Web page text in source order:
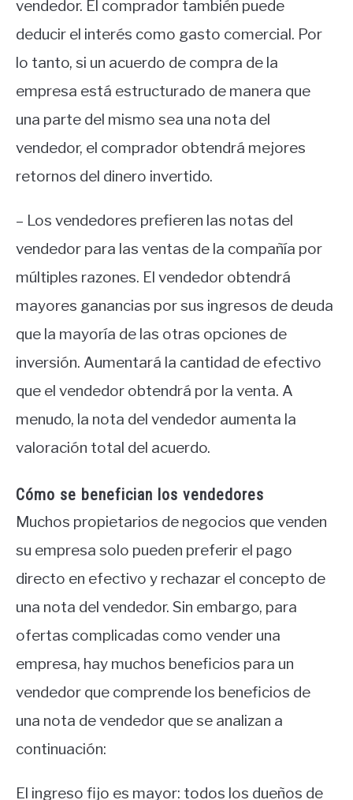
vendedor. El comprador también puede
deducir el interés como gasto comercial. Por
lo tanto, si un acuerdo de compra de la
empresa está estructurado de manera que
una parte del mismo sea una nota del
vendedor, el comprador obtendrá mejores
retornos del dinero invertido.
– Los vendedores prefieren las notas del
vendedor para las ventas de la compañía por
múltiples razones. El vendedor obtendrá
mayores ganancias por sus ingresos de deuda
que la mayoría de las otras opciones de
inversión. Aumentará la cantidad de efectivo
que el vendedor obtendrá por la venta. A
menudo, la nota del vendedor aumenta la
valoración total del acuerdo.
Cómo se benefician los vendedores
Muchos propietarios de negocios que venden
su empresa solo pueden preferir el pago
directo en efectivo y rechazar el concepto de
una nota del vendedor. Sin embargo, para
ofertas complicadas como vender una
empresa, hay muchos beneficios para un
vendedor que comprende los beneficios de
una nota de vendedor que se analizan a
continuación:
El ingreso fijo es mayor: todos los dueños de